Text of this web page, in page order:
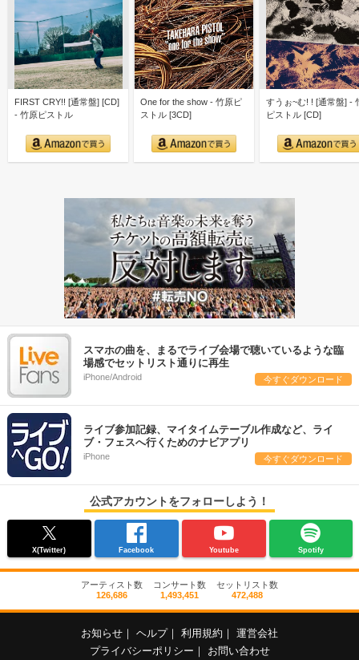
FIRST CRY!! [通常盤] [CD]
- 竹原ピストル
One for the show - 竹原ピ
ストル [3CD]
すうぉ~む! ! [通常盤] -
ピストル [CD]
スマホの曲を、まるでライブ会場で聴いているような臨
場感でセットリスト通りに再生
iPhone/Android 今すぐダウンロード
ライブ参加記録、マイタイムテーブル作成など、ライ
ブ・フェスへ行くためのナビアプリ
iPhone 今すぐダウンロード
公式アカウントをフォローしよう！
X(Twitter) Facebook Youtube Spotify
アーティスト数
126,686
コンサート数
1,493,451
セットリスト数
472,488
お知らせ ヘルプ 利用規約
運営会社
プライバシーポリシー
お問い合わせ